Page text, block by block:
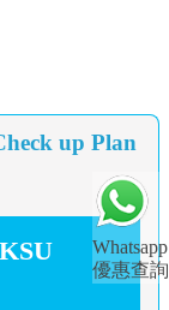
Whatsapp
優惠查詢
up Plan